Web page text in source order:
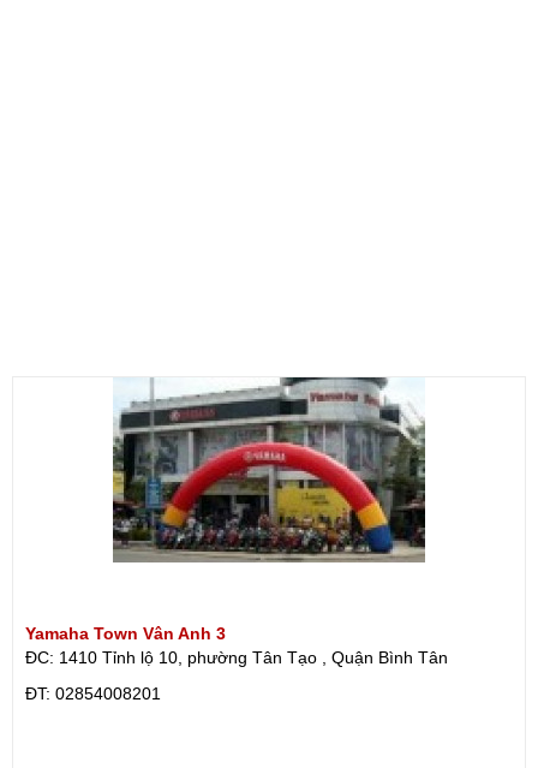
Yamaha Town Vân Anh 3
ĐC: 1410 Tỉnh lộ 10, phường Tân Tạo , Quận Bình Tân
ÐT: 02854008201